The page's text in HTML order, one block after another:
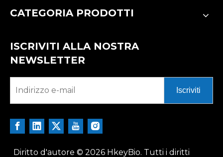
CATEGORIA PRODOTTI
ISCRIVITI ALLA NOSTRA
NEWSLETTER
Iscriviti
Diritto d'autore © 2026 HkeyBio. Tutti i diritti